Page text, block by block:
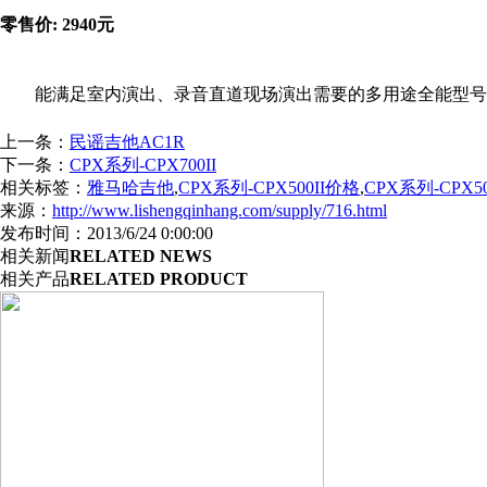
零售价: 2940元
能满足室内演出、录音直道现场演出需要的多用途全能型号
上一条： 民谣吉他AC1R
下一条： CPX系列-CPX700II
相关标签： 雅马哈吉他,CPX系列-CPX500II价格,CPX系列-
来源： http://www.lishengqinhang.com/supply/716.html
发布时间：2013/6/24 0:00:00
相关新闻RELATED NEWS
相关产品RELATED PRODUCT